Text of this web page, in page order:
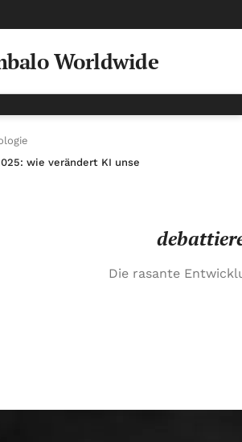
Worldwide
wie verändert KI unsere Diskussionen?
Die rasante